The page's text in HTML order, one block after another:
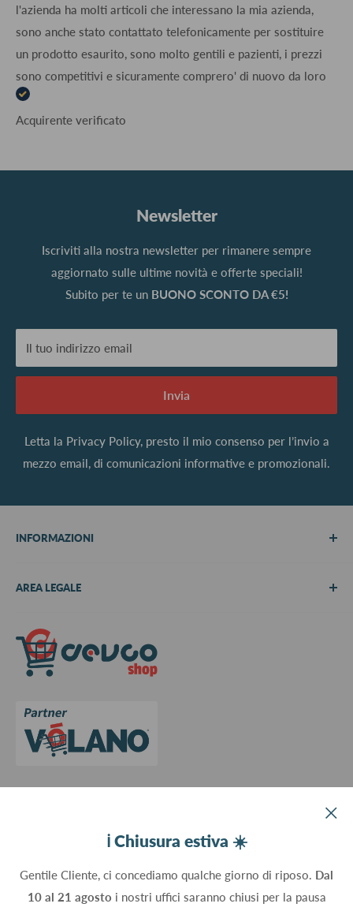
ℹ️ Chiusura estiva ☀️
Gentile Cliente, ci concediamo qualche giorno di riposo. Dal
10 al 21 agosto i nostri uffici saranno chiusi per la pausa
l'azienda ha molti articoli che interessano la mia azienda,
sono anche stato contattato telefonicamente per sostituire
un prodotto esaurito, sono molto gentili e pazienti, i prezzi
sono competitivi e sicuramente comprero' di nuovo da loro
Acquirente verificato
Newsletter
Iscriviti alla nostra newsletter per rimanere sempre
aggiornato sulle ultime novità e offerte speciali!
Subito per te un BUONO SCONTO DA €5!
Il tuo indirizzo email
Invia
Letta la Privacy Policy, presto il mio consenso per l’invio a
mezzo email, di comunicazioni informative e promozionali.
INFORMAZIONI
Metodi di pagamento
Richiedi preventivo
Contattaci
AREA LEGALE
Informativa su resi e rimborsi
Privacy Policy
Aggiorna le preferenze sui cookie
C.Fisc. P.IVA 09934830960
Seguici